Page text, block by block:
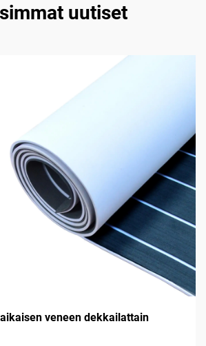
uutiset
veneen dekkailattain